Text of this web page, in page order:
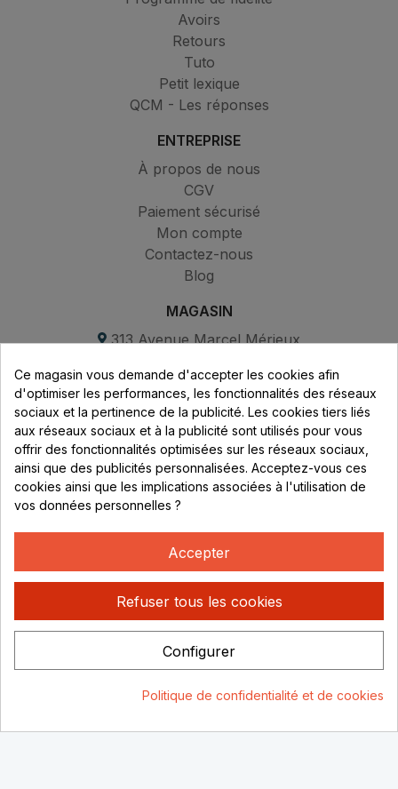
Avoirs
Retours
Tuto
Petit lexique
QCM - Les réponses
ENTREPRISE
À propos de nous
CGV
Paiement sécurisé
Mon compte
Contactez-nous
Blog
MAGASIN
313 Avenue Marcel Mérieux
69530 Brignais
Lundi au vendredi :
8h - 16h
uniquement sur Rendez-vous
CONTACT
04 78 37 00 68
contact@rhonephilatelie.fr
Un site conçu par :
Ce magasin vous demande d'accepter les cookies afin
d'optimiser les performances, les fonctionnalités des réseaux
sociaux et la pertinence de la publicité. Les cookies tiers liés
aux réseaux sociaux et à la publicité sont utilisés pour vous
offrir des fonctionnalités optimisées sur les réseaux sociaux,
ainsi que des publicités personnalisées. Acceptez-vous ces
cookies ainsi que les implications associées à l'utilisation de
vos données personnelles ?
Accepter
Refuser tous les cookies
Configurer
Politique de confidentialité et de cookies